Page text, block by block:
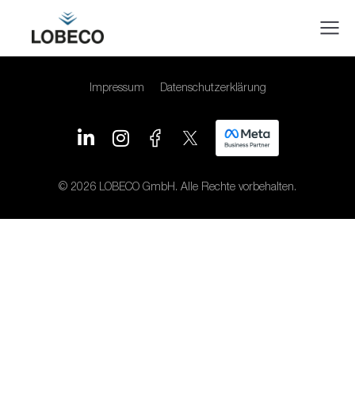
© 2026 LOBECO GmbH. Alle Rechte vorbehalten.
Impressum Datenschutzerklärung